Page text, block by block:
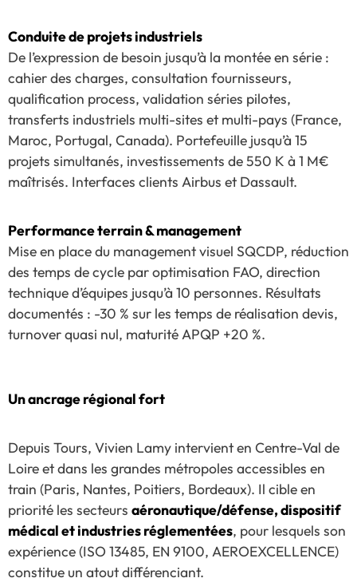
Conduite de projets industriels
De l’expression de besoin jusqu’à la montée en série :
cahier des charges, consultation fournisseurs,
qualification process, validation séries pilotes,
transferts industriels multi-sites et multi-pays (France,
Maroc, Portugal, Canada). Portefeuille jusqu’à 15
projets simultanés, investissements de 550 K à 1 M€
maîtrisés. Interfaces clients Airbus et Dassault.
Performance terrain & management
Mise en place du management visuel SQCDP, réduction
des temps de cycle par optimisation FAO, direction
technique d’équipes jusqu’à 10 personnes. Résultats
documentés : -30 % sur les temps de réalisation devis,
turnover quasi nul, maturité APQP +20 %.
Un ancrage régional fort
Depuis Tours, Vivien Lamy intervient en Centre-Val de
Loire et dans les grandes métropoles accessibles en
train (Paris, Nantes, Poitiers, Bordeaux). Il cible en
priorité les secteurs aéronautique/défense, dispositif
médical et industries réglementées, pour lesquels son
expérience (ISO 13485, EN 9100, AEROEXCELLENCE)
constitue un atout différenciant.